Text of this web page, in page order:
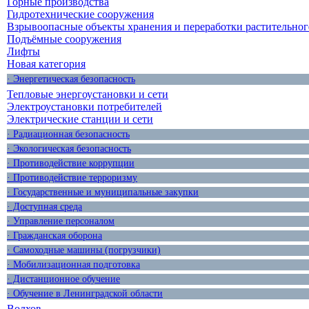
Гидротехнические сооружения
Взрывоопасные объекты хранения и переработки
Подъёмные сооружения
Лифты
Новая категория
· Энергетическая безопасность
Тепловые энергоустановки и сети
Электроустановки потребителей
Электрические станции и сети
· Радиационная безопасность
· Экологическая безопасность
· Противодействие коррупции
· Противодействие терроризму
· Государственные и муниципальные закупки
· Доступная среда
· Управление персоналом
· Гражданская оборона
· Самоходные машины (погрузчики)
· Мобилизационная подготовка
· Дистанционное обучение
· Обучение в Ленинградской области